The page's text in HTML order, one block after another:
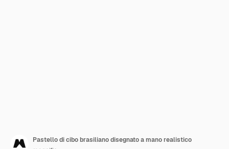
Pastello di cibo brasiliano disegnato a mano realistico